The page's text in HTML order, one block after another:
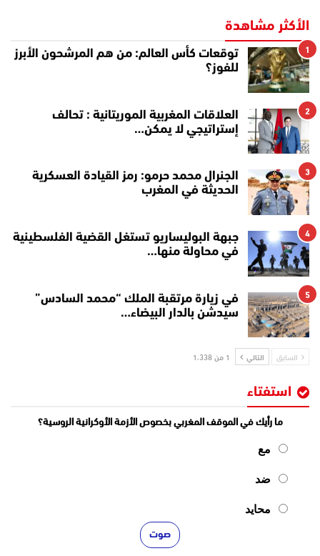
الأكثر مشاهدة
1
توقعات كأس العالم: من هم المرشحون الأبرز
للفوز؟
2
العلاقات المغربية الموريتانية : تحالف
إستراتيجي لا يمكن…
3
الجنرال محمد حرمو: رمز القيادة العسكرية
الحديثة في المغرب
4
جبهة البوليساريو تستغل القضية الفلسطينية
في محاولة منها…
5
في زيارة مرتقبة الملك “محمد السادس”
سيدشن بالدار البيضاء…
السابق التالي 1 من 1٬338
استفتاء
ما رأيك في الموقف المغربي بخصوص الأزمة الأوكرانية الروسية؟
مع
ضد
محايد